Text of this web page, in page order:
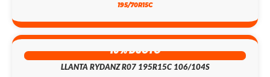
195/70R15C
16% DSCTO
LLANTA RYDANZ R07 195R15C 106/104S